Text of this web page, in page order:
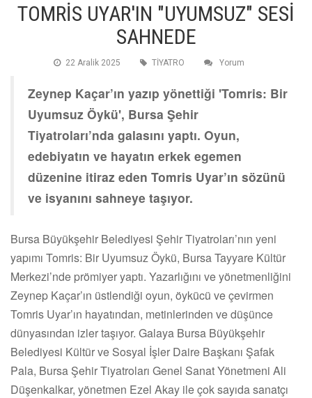
TOMRİS UYAR'IN "UYUMSUZ" SESİ
SAHNEDE
22 Aralik 2025 TİYATRO Yorum
Zeynep Kaçar’ın yazıp yönettiği 'Tomris: Bir
Uyumsuz Öykü', Bursa Şehir
Tiyatroları’nda galasını yaptı. Oyun,
edebiyatın ve hayatın erkek egemen
düzenine itiraz eden Tomris Uyar’ın sözünü
ve isyanını sahneye taşıyor.
Bursa Büyükşehir Belediyesi Şehir Tiyatroları’nın yeni
yapımı Tomris: Bir Uyumsuz Öykü, Bursa Tayyare Kültür
Merkezi’nde prömiyer yaptı. Yazarlığını ve yönetmenliğini
Zeynep Kaçar’ın üstlendiği oyun, öykücü ve çevirmen
Tomris Uyar’ın hayatından, metinlerinden ve düşünce
dünyasından izler taşıyor. Galaya Bursa Büyükşehir
Belediyesi Kültür ve Sosyal İşler Daire Başkanı Şafak
Pala, Bursa Şehir Tiyatroları Genel Sanat Yönetmeni Ali
Düşenkalkar, yönetmen Ezel Akay ile çok sayıda sanatçı